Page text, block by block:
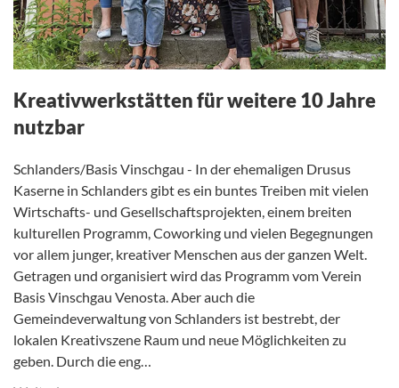
Kreativwerkstätten für weitere 10 Jahre
nutzbar
Schlanders/Basis Vinschgau - In der ehemaligen Drusus
Kaserne in Schlanders gibt es ein buntes Treiben mit vielen
Wirtschafts- und Gesellschaftsprojekten, einem breiten
kulturellen Programm, Coworking und vielen Begegnungen
vor allem junger, kreativer Menschen aus der ganzen Welt.
Getragen und organisiert wird das Programm vom Verein
Basis Vinschgau Venosta. Aber auch die
Gemeindeverwaltung von Schlanders ist bestrebt, der
lokalen Kreativszene Raum und neue Möglichkeiten zu
geben. Durch die eng…